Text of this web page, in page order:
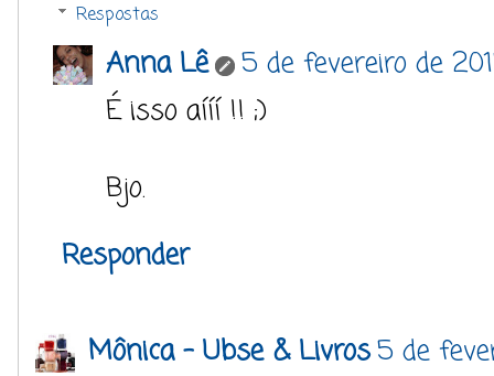
Respostas
Anna Lê
5 de fevereiro de
É isso aííí !! ;)
Bjo.
Responder
Mônica - Ubse & Livros5 de